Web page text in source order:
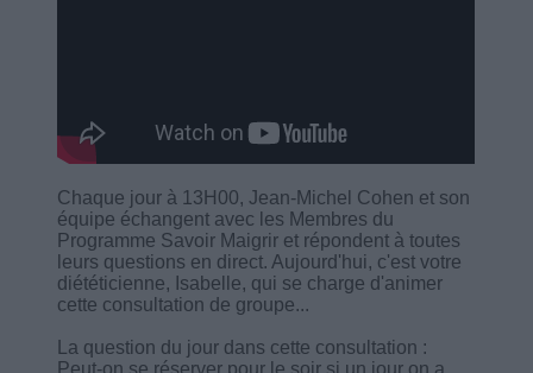
Chaque jour à 13H00, Jean-Michel Cohen et son
équipe échangent avec les Membres du
Programme Savoir Maigrir et répondent à toutes
leurs questions en direct. Aujourd'hui, c'est votre
diététicienne, Isabelle, qui se charge d'animer
cette consultation de groupe...
La question du jour dans cette consultation :
Peut-on se réserver pour le soir si un jour on a